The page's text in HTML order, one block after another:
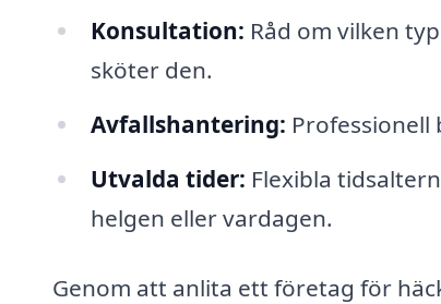
Konsultation: Råd om vilken
sköter den.
Avfallshantering:
Utvalda tider: Flexibla
helgen eller vardagen.
Genom att anlita ett företag för